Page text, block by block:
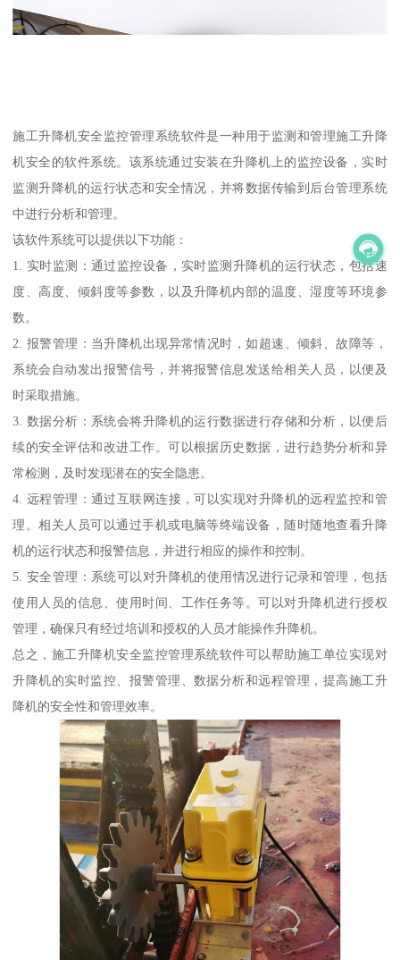
施工升降机安全监控管理系统软件是一种用于监测和管理施工升降
机安全的软件系统。该系统通过安装在升降机上的监控设备，实时
监测升降机的运行状态和安全情况，并将数据传输到后台管理系统
中进行分析和管理。
该软件系统可以提供以下功能：
1. 实时监测：通过监控设备，实时监测升降机的运行状态，包括速
度、高度、倾斜度等参数，以及升降机内部的温度、湿度等环境参
数。
2. 报警管理：当升降机出现异常情况时，如超速、倾斜、故障等，
系统会自动发出报警信号，并将报警信息发送给相关人员，以便及
时采取措施。
3. 数据分析：系统会将升降机的运行数据进行存储和分析，以便后
续的安全评估和改进工作。可以根据历史数据，进行趋势分析和异
常检测，及时发现潜在的安全隐患。
4. 远程管理：通过互联网连接，可以实现对升降机的远程监控和管
理。相关人员可以通过手机或电脑等终端设备，随时随地查看升降
机的运行状态和报警信息，并进行相应的操作和控制。
5. 安全管理：系统可以对升降机的使用情况进行记录和管理，包括
使用人员的信息、使用时间、工作任务等。可以对升降机进行授权
管理，确保只有经过培训和授权的人员才能操作升降机。
总之，施工升降机安全监控管理系统软件可以帮助施工单位实现对
升降机的实时监控、报警管理、数据分析和远程管理，提高施工升
降机的安全性和管理效率。